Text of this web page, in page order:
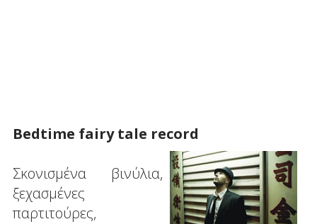
Bedtime fairy tale record
Σκονισμένα βινύλια,
ξεχασμένες
παρτιτούρες,